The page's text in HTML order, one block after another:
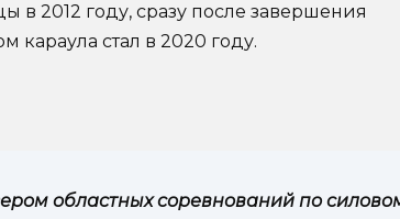
в 2012 году, сразу после завершения
стал в 2020 году.
областных соревнований по